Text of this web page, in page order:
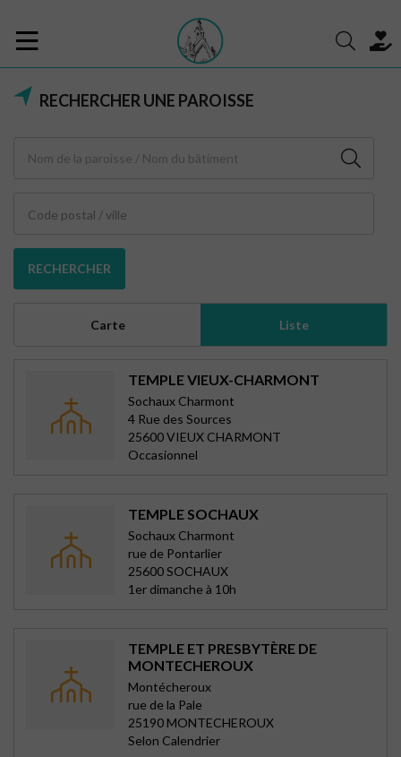
RECHERCHER UNE PAROISSE
Code postal / ville
RECHERCHER
Carte Liste
TEMPLE VIEUX-CHARMONT
Sochaux Charmont
4 Rue des Sources
25600 VIEUX CHARMONT
Occasionnel
TEMPLE SOCHAUX
Sochaux Charmont
rue de Pontarlier
25600 SOCHAUX
1er dimanche à 10h
TEMPLE ET PRESBYTÈRE DE
MONTECHEROUX
Montécheroux
rue de la Pale
25190 MONTECHEROUX
Selon Calendrier